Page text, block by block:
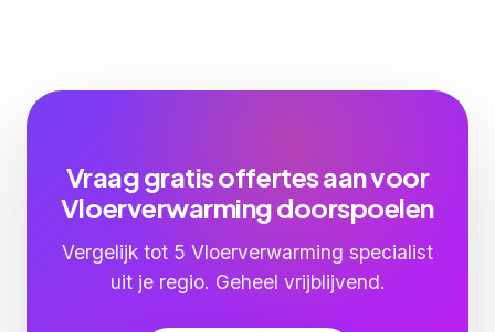
Vraag gratis offertes aan voor
Vloerverwarming doorspoelen
Vergelijk tot 5 Vloerverwarming specialist
uit je regio. Geheel vrijblijvend.